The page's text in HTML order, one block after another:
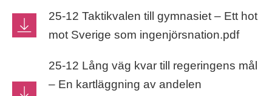
25-12 Taktikvalen till gymnasiet – Ett hot
mot Sverige som ingenjörsnation.pdf
25-12 Lång väg kvar till regeringens mål
– En kartläggning av andelen